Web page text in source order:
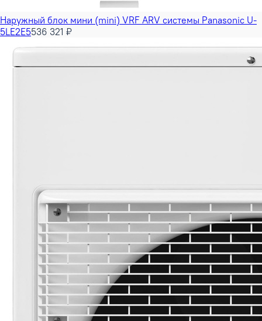
Наружный блок мини (mini) VRF ARV системы Panasonic U-
5LE2E5536 321 ₽